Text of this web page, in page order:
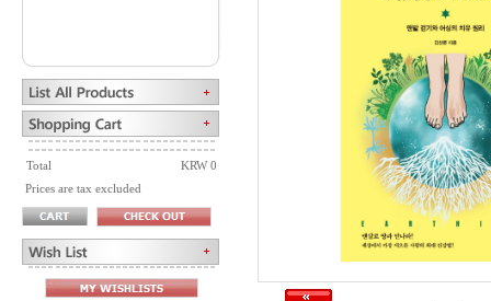
Total
KRW 0
Prices are tax excluded